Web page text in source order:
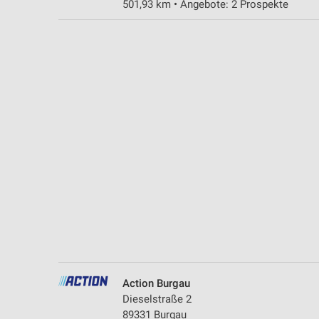
501,93 km • Angebote: 2 Prospekte
Action Burgau
Dieselstraße 2
89331 Burgau
Messung der Performance von Inhalten
Funktional